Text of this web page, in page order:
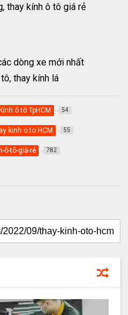
thay kính ô tô giá rẻ
dòng xe mới nhất
thay kính lá
ô tô TpHCM 54
kinh o to HCM 55
ô-tô-giá-rẻ 782